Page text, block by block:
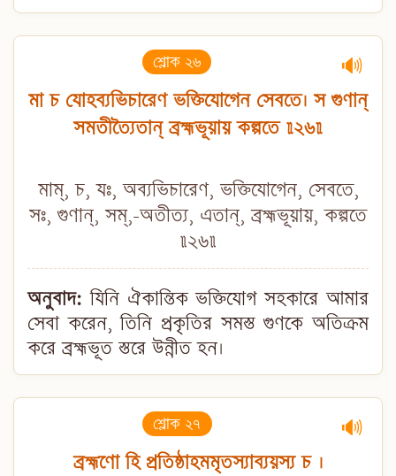
শ্লোক ২৬ 🔊
মা চ যোহব্যভিচারেণ ভক্তিযোগেন সেবতে। স গুণান্
সমতীত্যৈতান্ ব্রহ্মভূয়ায় কল্পতে ॥২৬॥
মাম্, চ, যঃ, অব্যভিচারেণ, ভক্তিযোগেন, সেবতে,
সঃ, গুণান্, সম্,-অতীত্য, এতান্, ব্রহ্মভূয়ায়, কল্পতে
॥২৬॥
অনুবাদ: যিনি ঐকান্তিক ভক্তিযোগ সহকারে আমার
সেবা করেন, তিনি প্রকৃতির সমস্ত গুণকে অতিক্রম
করে ব্রহ্মভূত স্তরে উন্নীত হন।
শ্লোক ২৭ 🔊
ব্রহ্মণো হি প্রতিষ্ঠাহমমৃতস্যাব্যয়স্য চ ।